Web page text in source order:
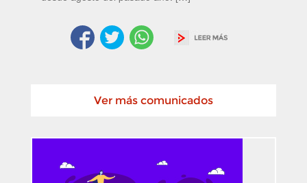
Ver más comunicados